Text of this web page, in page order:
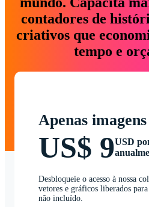
contadores de
criativos que
tempo e
Apenas imagens
US$ 9USD
Desbloqueie o acesso à nossa
vetores e gráficos liberados
não incluído.